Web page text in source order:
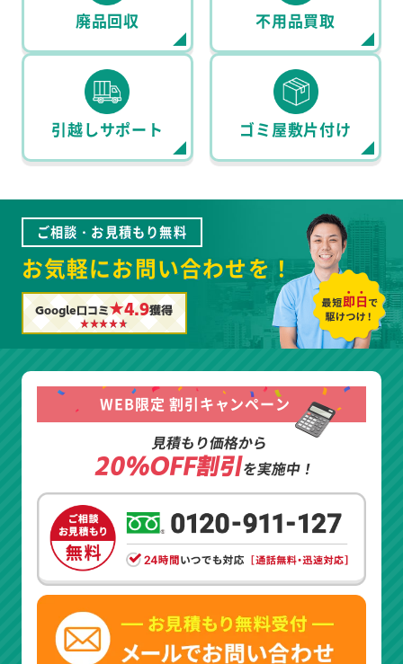
廃品回収 不用品買取
引越しサポート ゴミ屋敷片付け
ご相談・お見積もり無料
お気軽にお問い合わせを！
Google口コミ★4.9獲得
WEB限定 割引キャンペーン
見積もり価格から
20%OFF割引を実施中！